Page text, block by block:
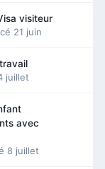
visiteur
21 juin
juillet
avec
8 juillet